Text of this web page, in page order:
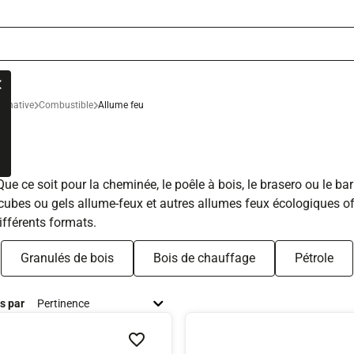
Combustible Allume feu
ce soit pour la cheminée, le poêle à bois, le brasero ou le
ou gels allume-feux et autres allumes feux écologiques
formats.
Granulés de bois Bois de chauffage Pétrole
par
Ajouter à la liste de souhaits